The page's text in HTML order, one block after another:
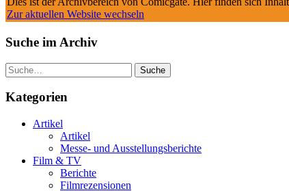
Zur aktuellen Website wechseln
Suche im Archiv
Suche
Kategorien
Artikel
Artikel
Messe- und Ausstellungsberichte
Film & TV
Berichte
Filmrezensionen